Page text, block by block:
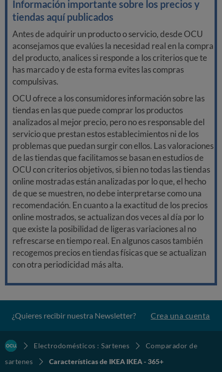
Información importante sobre los precios y
tiendas aquí publicados
Antes de adquirir un producto o servicio, desde OCU
aconsejamos que evalúes la necesidad real en la compra
del producto, analices si responde a los criterios que te
has marcado y de esta forma evites las compras
compulsivas.
OCU ofrece a los consumidores información sobre las
tiendas en las que puede comprar los productos
analizados al mejor precio, pero no es responsable del
servicio que prestan estos establecimientos ni de los
problemas que puedan surgir con ellos. Las valoraciones
de las tiendas que facilitamos se basan en estudios de
OCU con criterios objetivos, si bien no todas las tiendas
online mostradas están analizadas por lo que, el hecho
de que se muestren, no debe interpretarse como una
recomendación. En cuanto a la exactitud de los precios
online mostrados, se actualizan dos veces al día por lo
que existe la posibilidad de ligeras variaciones al no
refrescarse en tiempo real. En algunos casos también
recogemos precios en tiendas físicas que se actualizan
con otra periodicidad más alta.
¿Quieres recibir nuestra Newsletter? Crea una cuenta
Electrodomésticos : Sartenes
Comparador de
sartenes
Características de IKEA IKEA - 365+